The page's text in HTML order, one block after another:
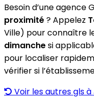
Besoin d’une agence
proximité? Appelez
Ville) pour connaître
dimanchesi
pour localiser
vérifier si
Voir les autres gls